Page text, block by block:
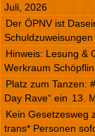
Juli, 2026
Der ÖPNV ist
Schuldzuweisungen
Hinweis: Lesung &
Werkraum Schöpflin
Platz zum Tanzen:
Day Rave“ ein 13.
Kein Gesetzesweg
trans* Personen